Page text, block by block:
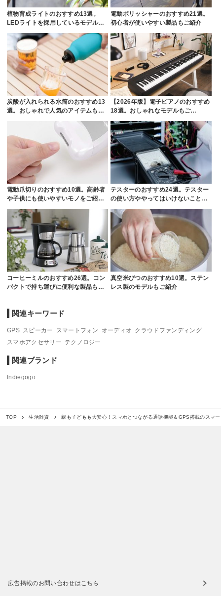
植物育成ライトのおすすめ13選。
LEDライトを採用しているモデル…
電動ポリッシャーのおすすめ21選。
初心者が使いやすい製品もご紹介
炭酸が入れられる水筒のおすすめ13
選。おしゃれで人気のアイテムも…
【2026年版】電子ピアノのおすすめ
18選。おしゃれなモデルもご…
電動爪切りのおすすめ10選。高齢者
や子供にも使いやすいモノをご紹…
テスターのおすすめ24選。テスター
の使い方ややってはいけないこと…
コーヒーミルのおすすめ26選。コン
パクトで持ち運びに便利な製品も…
真空米びつのおすすめ10選。ステン
レス製のモデルもご紹介
関連キーワード
GPS スピーカー スマートフォン オーディオ クラウドファンディング
スマホアクセサリー テクノロジー
関連ブランド
Indiegogo
TOP 生活雑貨 親も子どもも大安心！スマホとつながる通話機能＆GPS搭載のスマ
広告掲載のお問い合わせはこちら